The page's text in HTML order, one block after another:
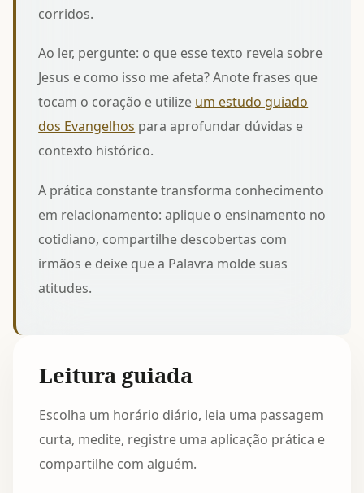
corridos.
Ao ler, pergunte: o que esse texto revela sobre
Jesus e como isso me afeta? Anote frases que
tocam o coração e utilize um estudo guiado
dos Evangelhos para aprofundar dúvidas e
contexto histórico.
A prática constante transforma conhecimento
em relacionamento: aplique o ensinamento no
cotidiano, compartilhe descobertas com
irmãos e deixe que a Palavra molde suas
atitudes.
Leitura guiada
Escolha um horário diário, leia uma passagem
curta, medite, registre uma aplicação prática e
compartilhe com alguém.